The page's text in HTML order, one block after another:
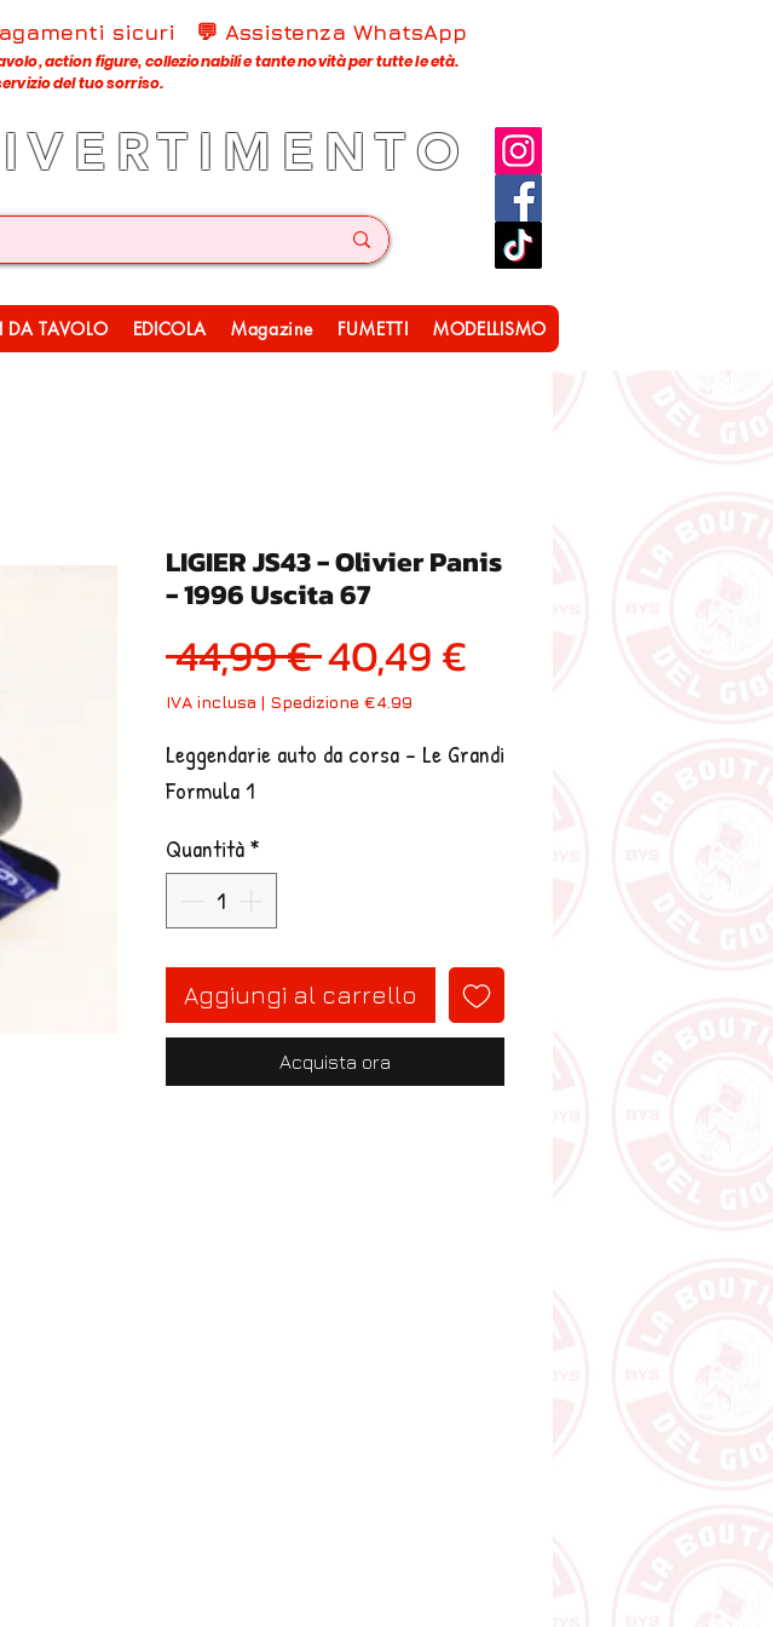
sicuri 💬 Assistenza WhatsApp
action figure, collezionabili e tante novità per tutte le età.
del tuo sorriso.
DA TAVOLO EDICOLA Magazine FUMETTI MODELLISMO
LIGIER JS43 - Olivier Panis
- 1996 Uscita 67
44,99 € Prezzo regolare
40,49 €
IVA inclusa | Spedizione €4.99
Leggendarie auto da corsa - Le Grandi
Formula 1
Quantità*
Aggiungi al carrello
Acquista ora